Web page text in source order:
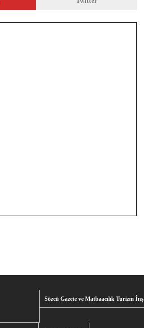
Sözcü Gazete ve Matbaacılık Turizm